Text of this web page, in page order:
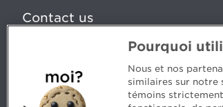
Contact us
5, Place Ville Marie, bureau 800,
Questions? Ask our team >
Pourquoi
Nous et nos
similaires sur notre
témoins